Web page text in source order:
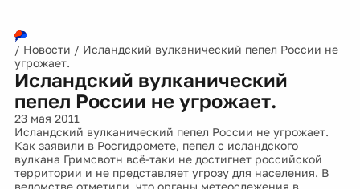
/ Новости / Исландский вулканический пепел России не
угрожает.
Исландский вулканический
пепел России не угрожает.
23 мая 2011
Исландский вулканический пепел России не угрожает.
Как заявили в Росгидромете, пепел с исландского
вулкана Гримсвотн всё-таки не достигнет российской
территории и не представляет угрозу для населения. В